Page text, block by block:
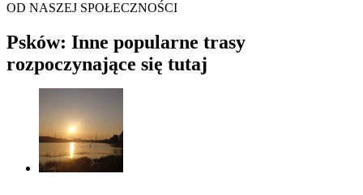
OD NASZEJ SPOŁECZNOŚCI
Psków: Inne popularne trasy
rozpoczynające się tutaj